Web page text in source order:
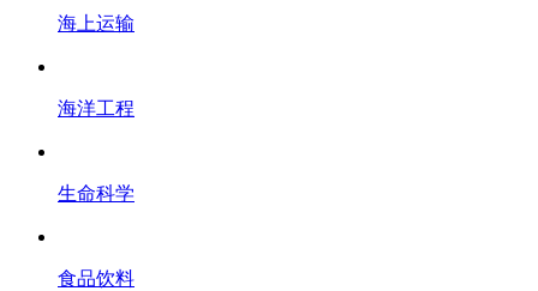
海上运输
海洋工程
生命科学
食品饮料